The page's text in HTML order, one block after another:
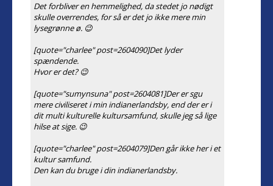
Det forbliver en hemmelighed, da stedet jo nødigt
skulle overrendes, for så er det jo ikke mere min
lysegrønne ø. 😉
[quote="charlee" post=2604090]Det lyder
spændende.
Hvor er det? 😉
[quote="sumynsuna" post=2604081]Der er sgu
mere civiliseret i min indianerlandsby, end der er i
dit multi kulturelle kultursamfund, skulle jeg så lige
hilse at sige. 😉
[quote="charlee" post=2604079]Den går ikke her i et
kultur samfund.
Den kan du bruge i din indianerlandsby.